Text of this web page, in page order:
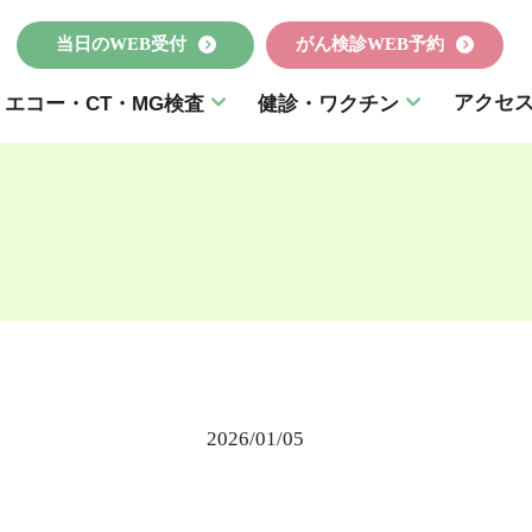
エコー・CT・MG検査 健診・ワクチン アクセ
当日のWEB受付 がん検診WEB予約
2026/01/05